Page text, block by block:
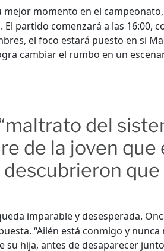
momento en el
partido comenzará a las 16:00,
el foco estará puesto en si
cambiar el rumbo en un
del
de la joven que
imparable y desesperada.
“Ailén está conmigo y nunca
hija, antes de desaparecer junto